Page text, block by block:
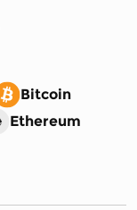
Bitcoin
Ethereum